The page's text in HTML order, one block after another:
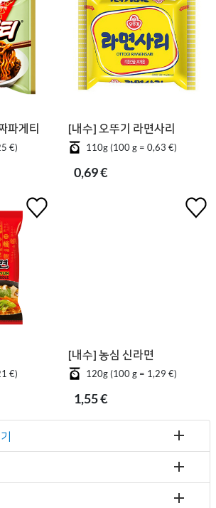
파게티
€)
[내수] 오뚜기 라면사리
110g (100 g = 0,63 €)
0,69 €
€)
[내수] 농심 신라면
120g (100 g = 1,29 €)
1,55 €